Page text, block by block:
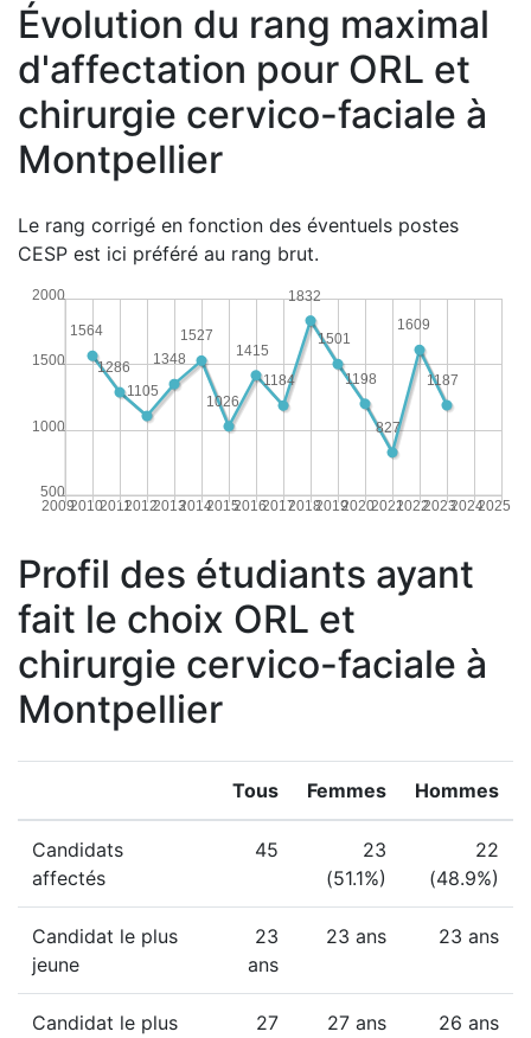
Évolution du rang maximal
d'affectation pour ORL et
chirurgie cervico-faciale à
Montpellier
Le rang corrigé en fonction des éventuels postes
CESP est ici préféré au rang brut.
20092010201120122013201420152016201720182019202020212022202320242025
500
1000
1500
2000
1187
1609
827
1198
1501
1832
1184
1415
1026
1527
1348
1105
1286
1564
Profil des étudiants ayant
fait le choix ORL et
chirurgie cervico-faciale à
Montpellier
Tous Femmes Hommes
Candidats
affectés
45
23
(51.1%)
22
(48.9%)
Candidat le plus
jeune
23
ans
23 ans 23 ans
Candidat le plus
27
27 ans 26 ans